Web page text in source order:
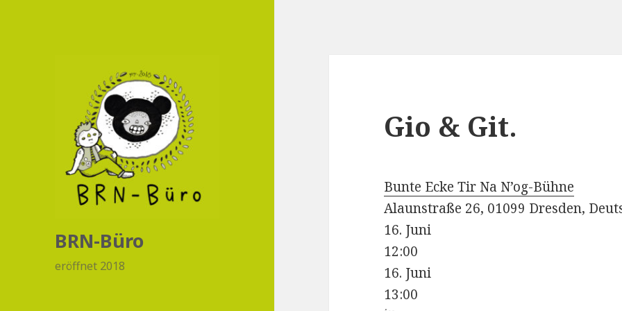
BRN-Büro
eröffnet 2018
Gio & Git.
Bunte Ecke Tir Na N’og-Bühne
Alaunstraße 26, 01099 Dresden,
16. Juni
12:00
16. Juni
13:00